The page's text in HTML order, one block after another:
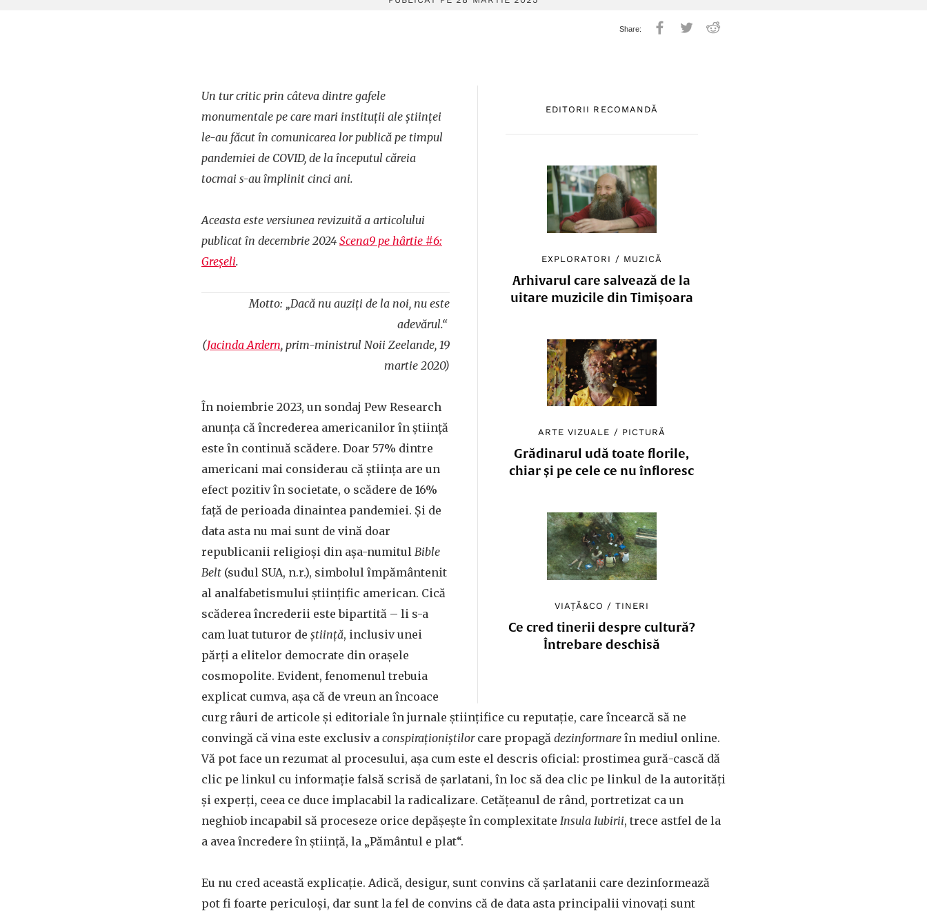
EDITORII RECOMANDĂ
EXPLORATORI / MUZICĂ
Arhivarul care salvează de la
uitare muzicile din Timișoara
ARTE VIZUALE / PICTURĂ
Grădinarul udă toate florile,
chiar și pe cele ce nu înfloresc
VIAȚĂ&CO /TINERI
Ce cred tinerii despre cultură?
Întrebare deschisă
Un tur critic prin câteva dintre gafele
monumentale pe care mari instituții ale științei
le-au făcut în comunicarea lor publică pe timpul
pandemiei de COVID, de la începutul căreia
tocmai s-au împlinit cinci ani.
Aceasta este versiunea revizuită a articolului
publicat în decembrie 2024 Scena9 pe hârtie #6:
Greșeli.
Motto: „Dacă nu auziți de la noi, nu este
adevărul.“
(Jacinda Ardern, prim-ministrul Noii Zeelande, 19
martie 2020)
În noiembrie 2023, un sondaj Pew Research
anunța că încrederea americanilor în știință
este în continuă scădere. Doar 57% dintre
americani mai considerau că știința are un
efect pozitiv în societate, o scădere de 16%
față de perioada dinaintea pandemiei. Și de
data asta nu mai sunt de vină doar
republicanii religioși din așa-numitul Bible
Belt (sudul SUA, n.r.), simbolul împământenit
al analfabetismului științific american. Cică
scăderea încrederii este bipartită – li s-a
cam luat tuturor de știință, inclusiv unei
părți a elitelor democrate din orașele
cosmopolite. Evident, fenomenul trebuia
explicat cumva, așa că de vreun an încoace
curg râuri de articole și editoriale în jurnale științifice cu reputație, care încearcă să ne
convingă că vina este exclusiv a conspiraționiștilorcare propagă dezinformare în mediul online.
Vă pot face un rezumat al procesului, așa cum este el descris oficial: prostimea gură-cască dă
clic pe linkul cu informație falsă scrisă de șarlatani, în loc să dea clic pe linkul de la autorități
și experți, ceea ce duce implacabil la radicalizare. Cetățeanul de rând, portretizat ca un
neghiob incapabil să proceseze orice depășește în complexitate Insula Iubirii, trece astfel de la
a avea încredere în știință, la „Pământul e plat“.
Eu nu cred această explicație. Adică, desigur, sunt convins că șarlatanii care dezinformează
pot fi foarte periculoși, dar sunt la fel de convins că de data asta principalii vinovați sunt